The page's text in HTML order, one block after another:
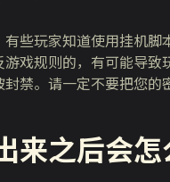
有些玩家知道使用挂机
戏规则的，有可能导
禁。请一定不要把您的
来之后会怎